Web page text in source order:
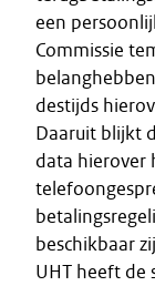
een
Commissie
destijds
Daaruit blijkt
data hierover
beschikbaar
UHT heeft de